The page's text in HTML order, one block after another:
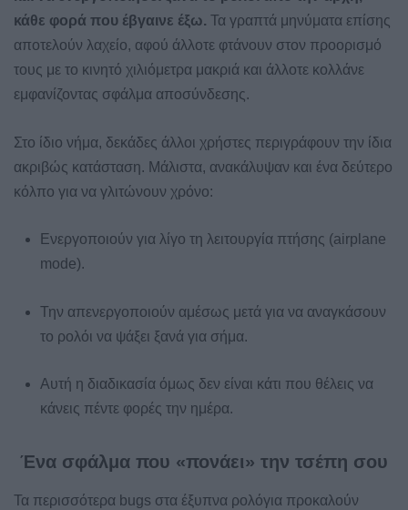
κάθε φορά που έβγαινε έξω. Τα γραπτά μηνύματα επίσης
αποτελούν λαχείο, αφού άλλοτε φτάνουν στον προορισμό
τους με το κινητό χιλιόμετρα μακριά και άλλοτε κολλάνε
εμφανίζοντας σφάλμα αποσύνδεσης.
Στο ίδιο νήμα, δεκάδες άλλοι χρήστες περιγράφουν την ίδια
ακριβώς κατάσταση. Μάλιστα, ανακάλυψαν και ένα δεύτερο
κόλπο για να γλιτώνουν χρόνο:
Ενεργοποιούν για λίγο τη λειτουργία πτήσης (airplane
mode).
Την απενεργοποιούν αμέσως μετά για να αναγκάσουν
το ρολόι να ψάξει ξανά για σήμα.
Αυτή η διαδικασία όμως δεν είναι κάτι που θέλεις να
κάνεις πέντε φορές την ημέρα.
Ένα σφάλμα που «πονάει» την τσέπη σου
Τα περισσότερα bugs στα έξυπνα ρολόγια προκαλούν